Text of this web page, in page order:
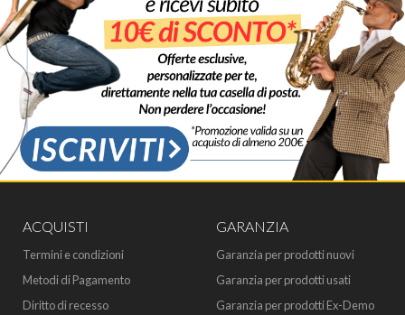
ACQUISTI
Termini e condizioni
Metodi di Pagamento
Diritto di recesso
GARANZIA
Garanzia per prodotti nuovi
Garanzia per prodotti usati
Garanzia per prodotti Ex-Demo